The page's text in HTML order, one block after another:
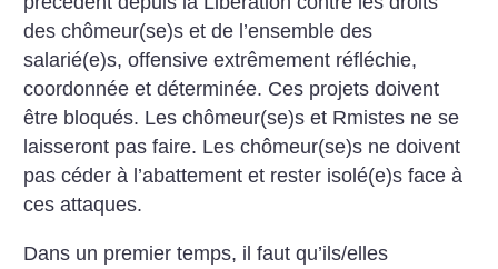
des chômeur(se)s et de l’ensemble des
salarié(e)s, offensive extrêmement réfléchie,
coordonnée et déterminée. Ces projets doivent
être bloqués. Les chômeur(se)s et Rmistes ne se
laisseront pas faire. Les chômeur(se)s ne doivent
pas céder à l’abattement et rester isolé(e)s face à
ces attaques.
Dans un premier temps, il faut qu’ils/elles